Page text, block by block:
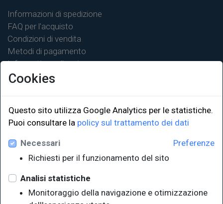
Informazioni di spedizione
FAQ per l'acquisto
Condizioni di vendita
Metodi di pagamento
Informativa sulla privacy
LINK ISTITUZIONALI
Università degli Studi di Trieste
Sistema Bibliotecario di Ateneo
EUT in cifre
Cookies
Questo sito utilizza Google Analytics per le statistiche.
Puoi consultare la policy sul trattamento dei dati
Preferenze
Necessari
Richiesti per il funzionamento del sito
Analisi statistiche
Monitoraggio della navigazione e otimizzazione